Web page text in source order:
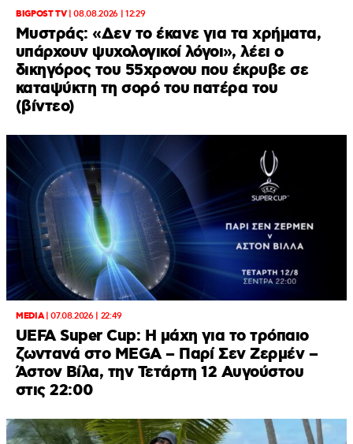
BIGPOST TV|08.08.2026 | 12:29
Μυστράς: «Δεν το έκανε για τα χρήματα,
υπάρχουν ψυχολογικοί λόγοι», λέει ο
δικηγόρος του 55χρονου που έκρυβε σε
καταψύκτη τη σορό του πατέρα του
(βίντεο)
MEDIA|07.08.2026 | 22:49
UEFA Super Cup: Η μάχη για το τρόπαιο
ζωντανά στο MEGA – Παρί Σεν Ζερμέν –
Άστον Βίλα, την Τετάρτη 12 Αυγούστου
στις 22:00